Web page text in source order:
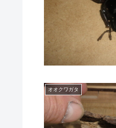
オオクワガタ